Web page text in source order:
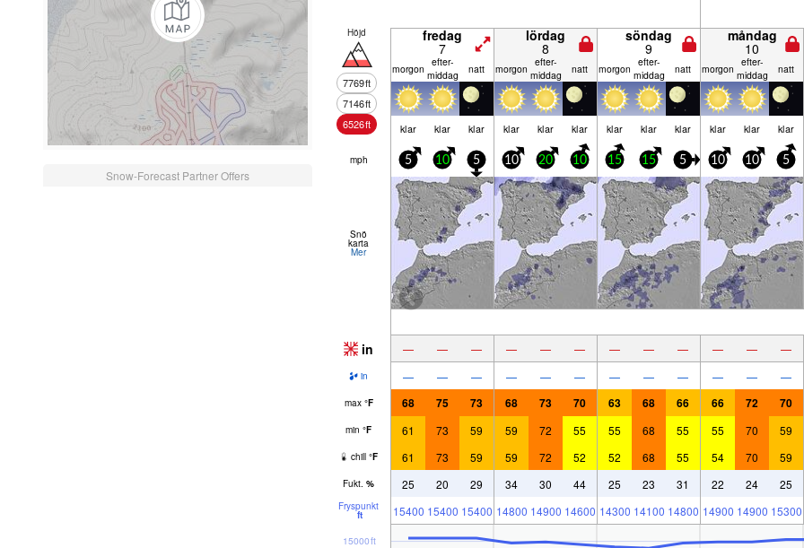
Snow-Forecast Partner Offers
Höjd
7769ft
7146ft
6526ft
fredag
7
lördag
8
söndag
9
måndag
10
mor­gon efter­
middag
natt mor­gon efter­
middag
natt mor­gon efter­
middag
natt mor­gon efter­
middag
natt
klar klar klar klar klar klar klar klar klar klar klar klar
mph 5 10 5 10 20 10 15 15 5 10 10 5
Snö
karta
Mer
in — — — — — — — — — — — —
in — — — — — — — — — — — —
max °F 68 75 73 68 73 70 63 68 66 66 72 70
min °F 61 73 59 59 72 55 55 68 55 55 70 59
chill °F 61 73 59 59 72 52 52 68 55 54 70 59
Fukt. % 25 20 29 34 30 44 25 23 31 22 24 25
Fryspunkt
ft 15400 15400 15400 14800 14900 14600 14300 14100 14800 14900 14900 15300
15000ft